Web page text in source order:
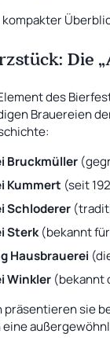
Die
des
Brauereien
Bruckmüller
Kummert (seit
Schloderer
Sterk(bekannt
Hausbrauerei
Winkler (bekannt
präsentieren sie
eine